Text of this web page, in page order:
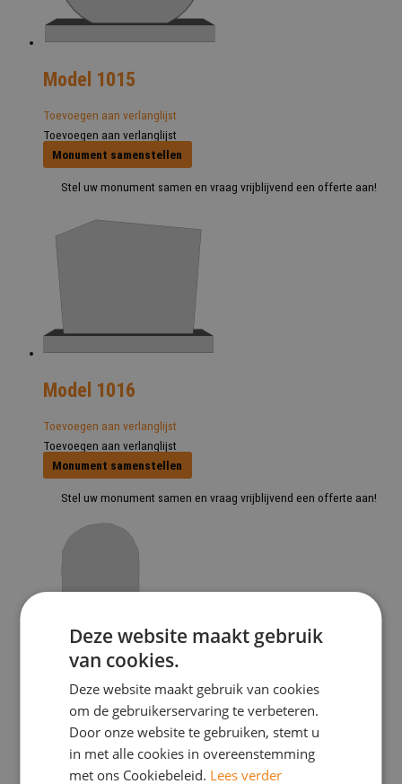
Model 1015
Toevoegen aan verlanglijst
Toevoegen aan verlanglijst
Monument samenstellen
Stel uw monument samen en vraag vrijblijvend een offerte aan!
Model 1016
Toevoegen aan verlanglijst
Toevoegen aan verlanglijst
Monument samenstellen
Stel uw monument samen en vraag vrijblijvend een offerte aan!
Model 1023
Toevoegen aan verlanglijst
Toevoegen aan verlanglijst
Monument samenstellen
Stel uw monument samen en vraag vrijblijvend een offerte aan!
Deze website maakt gebruik
van cookies.
Deze website maakt gebruik van cookies
om de gebruikerservaring te verbeteren.
Door onze website te gebruiken, stemt u
in met alle cookies in overeenstemming
met ons Cookiebeleid. Lees verder